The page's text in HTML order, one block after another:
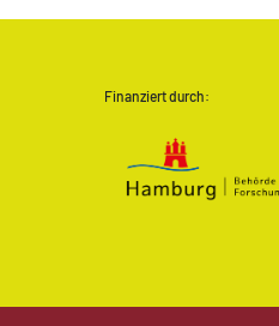
Finanziert durch: